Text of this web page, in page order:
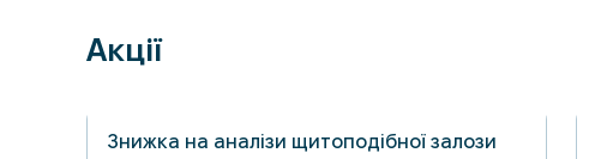
Акції
30.04.2026
Знижка на аналізи щитоподібної залози